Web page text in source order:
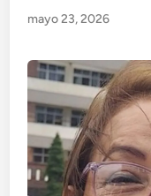
mayo 23, 2026